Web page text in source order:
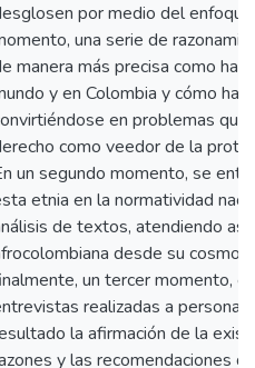
por medio del
una serie de
manera más precisa como
y en Colombia y cómo
en problemas que
como veedor de la
un segundo momento, se
etnia en la normatividad
de textos, atendiendo
desde su
un tercer momento,
realizadas a
la afirmación de la
y las recomendaciones